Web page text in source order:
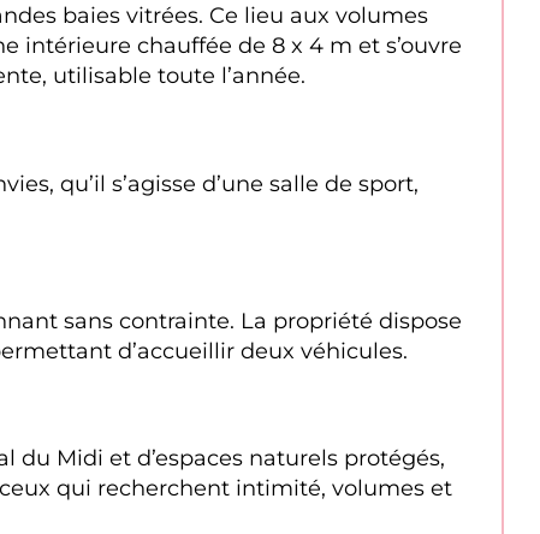
baies vitrées. Ce lieu aux volumes
intérieure chauffée de 8 x 4 m et s’ouvre
utilisable toute l’année.
qu’il s’agisse d’une salle de sport,
sans contrainte. La propriété dispose
d’accueillir deux véhicules.
du Midi et d’espaces naturels protégés,
qui recherchent intimité, volumes et